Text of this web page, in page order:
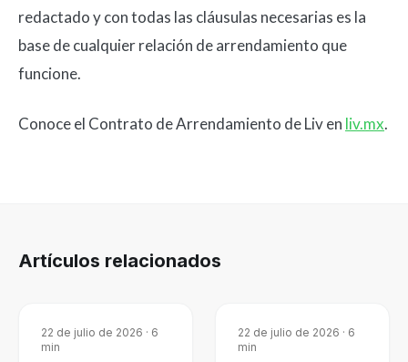
redactado y con todas las cláusulas necesarias es la
base de cualquier relación de arrendamiento que
funcione.
Conoce el Contrato de Arrendamiento de Liv en liv.mx.
Artículos relacionados
22 de julio de 2026 · 6
min
22 de julio de 2026 · 6
min